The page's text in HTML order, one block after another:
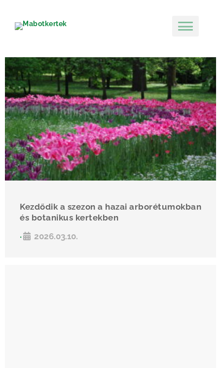
Kezdődik a szezon a hazai arborétumokban
és botanikus kertekben
• 2026.03.10.